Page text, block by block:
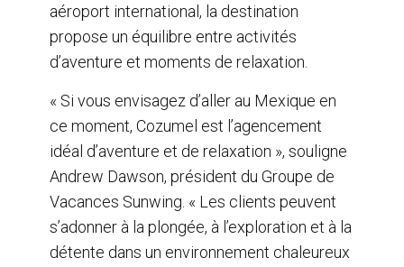
aéroport international, la destination
propose un équilibre entre activités
d’aventure et moments de relaxation.
« Si vous envisagez d’aller au Mexique en
ce moment, Cozumel est l’agencement
idéal d’aventure et de relaxation », souligne
Andrew Dawson, président du Groupe de
Vacances Sunwing. « Les clients peuvent
s’adonner à la plongée, à l’exploration et à la
détente dans un environnement chaleureux